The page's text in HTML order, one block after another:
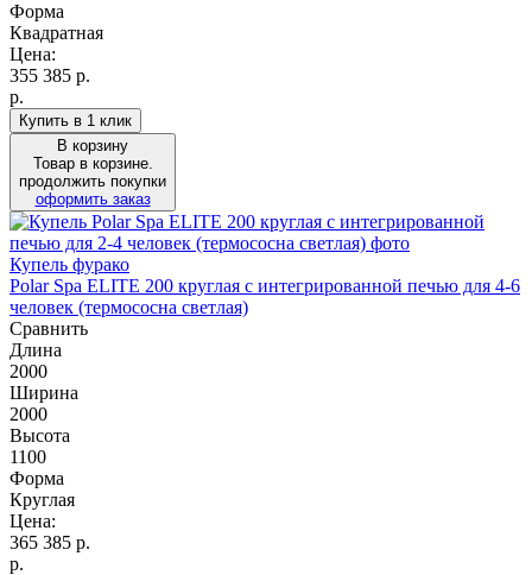
Форма
Квадратная
Цена:
355 385 р.
р.
Купить в 1 клик
В корзину
Товар в корзине.
продолжить покупки
оформить заказ
Купель фурако
Polar Spa ELITE 200 круглая с интегрированной печью для 4-6
человек (термососна светлая)
Сравнить
Длина
2000
Ширина
2000
Высота
1100
Форма
Круглая
Цена:
365 385 р.
р.